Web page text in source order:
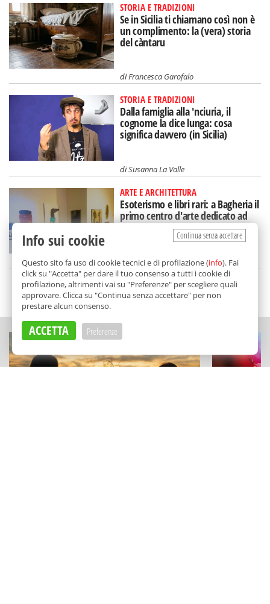
STORIA E TRADIZIONI
Se in Sicilia ti chiamano così non è
un complimento: la (vera) storia
del càntaru
diFrancesca Garofalo
STORIA E TRADIZIONI
Dalla famiglia alla 'nciuria, il
cognome la dice lunga: cosa
significa davvero (in Sicilia)
diSusanna La Valle
ARTE E ARCHITETTURA
Esoterismo e libri rari: a Bagheria il
primo centro d'arte dedicato ad
Aleister Crowley
diRedazione
SCELTO DA BALARM
Continua senza accettare
Info sui cookie
Questo sito fa uso di cookie tecnici e di profilazione (info). Fai
click su "Accetta" per dare il tuo consenso a tutti i cookie di
profilazione, altrimenti vai su "Preferenze" per scegliere quali
approvare. Clicca su "Continua senza accettare" per non
prestare alcun consenso.
ACCETTA Preferenze